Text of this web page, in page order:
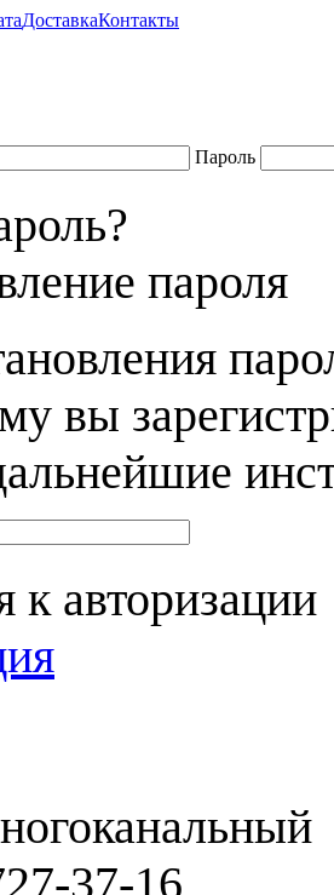
ДоставкаКонтакты
Пароль
пароля
вы
к авторизации
37-16